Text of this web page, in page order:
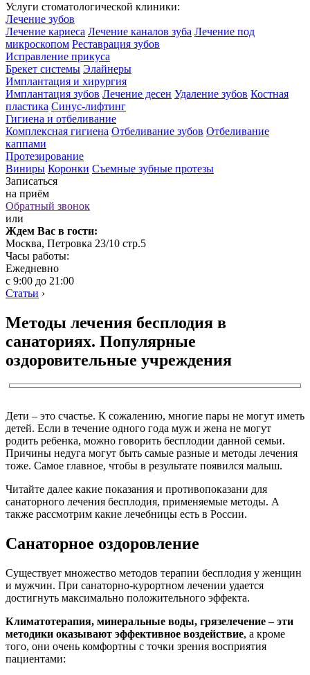
Услуги стоматологической клиники:
Лечение зубов
Лечение кариеса Лечение каналов зуба Лечение под
микроскопом Реставрация зубов
Исправление прикуса
Брекет системы Элайнеры
Имплантация и хирургия
Имплантация зубов Лечение десен Удаление зубов Костная
пластика Синус-лифтинг
Гигиена и отбеливание
Комплексная гигиена Отбеливание зубов Отбеливание
каппами
Протезирование
Виниры Коронки Съемные зубные протезы
Записаться
на приём
Обратный звонок
или
Ждем Вас в гости:
Москва, Петровка 23/10 стр.5
Часы работы:
Ежедневно
с 9:00 до 21:00
Статьи ›
Методы лечения бесплодия в
санаториях. Популярные
оздоровительные учреждения
Дети – это счастье. К сожалению, многие пары не могут иметь
детей. Если в течение одного года муж и жена не могут
родить ребенка, можно говорить бесплодии данной семьи.
Причины недуга могут быть самые разные и методы лечения
тоже. Самое главное, чтобы в результате появился малыш.
Читайте далее какие показания и противопоказани для
санаторного лечения бесплодия, применяемые методы. А
также рассмотрим какие лечебницы есть в России.
Санаторное оздоровление
Существует множество методов терапии бесплодия у женщин
и мужчин. При санаторно-курортном лечении удается
достигнуть максимально положительного эффекта.
Климатотерапия, минеральные воды, грязелечение – эти
методики оказывают эффективное воздействие, а кроме
того, они очень комфортны с точки зрения восприятия
пациентами: